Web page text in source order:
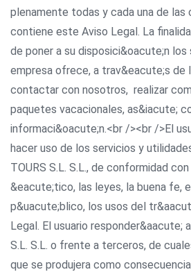
plenamente todas y cada una de las
contiene este Aviso Legal. La
de poner a su disposici&oacute;n los
empresa ofrece, a trav&eacute;s de
contactar con nosotros, realizar
paquetes vacacionales, as&iacute;
informaci&oacute;n.<br /><br />El
hacer uso de los servicios y
TOURS S.L. S.L., de conformidad
&eacute;tico, las leyes, la buena fe,
p&uacute;blico, los usos del
Legal. El usuario responder&aacute;
S.L. S.L. o frente a terceros, de
que se produjera como